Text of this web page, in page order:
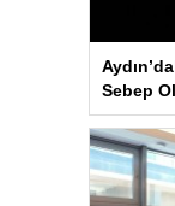
Sebep